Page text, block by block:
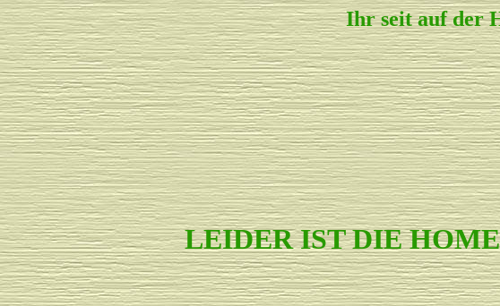
Ihr seit auf der
LEIDER IST DIE